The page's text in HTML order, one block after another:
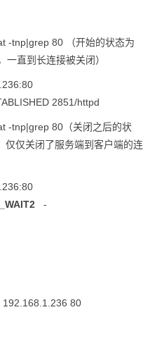
-tnp|grep 80 （开始的状态为
直到长连接被关闭）
2851/httpd
-tnp|grep 80（关闭之后的状
仅仅关闭了服务端到客户端的连
-
80